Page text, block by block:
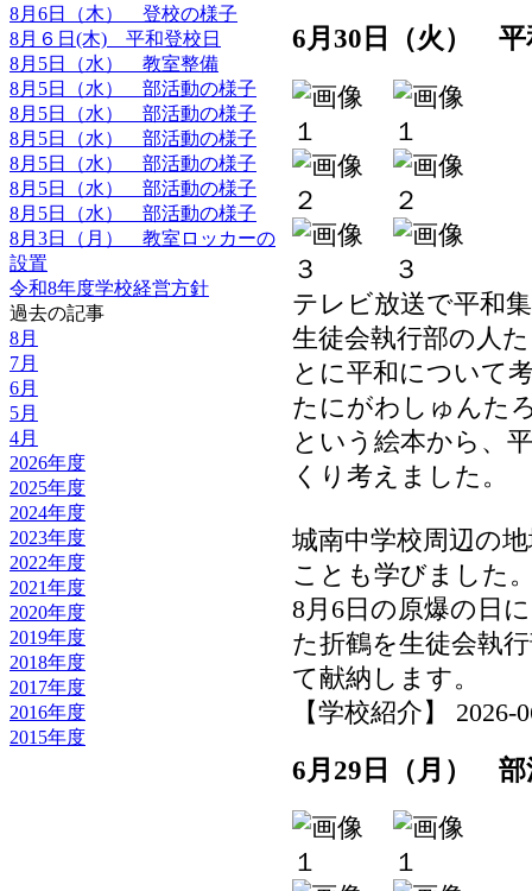
8月6日（木） 登校の様子
8月６日(木) 平和登校日
8月5日（水） 教室整備
8月5日（水） 部活動の様子
8月5日（水） 部活動の様子
8月5日（水） 部活動の様子
8月5日（水） 部活動の様子
8月5日（水） 部活動の様子
8月5日（水） 部活動の様子
8月3日（月） 教室ロッカーの
設置
令和8年度学校経営方針
過去の記事
8月
7月
6月
5月
4月
2026年度
2025年度
2024年度
2023年度
2022年度
2021年度
2020年度
2019年度
2018年度
2017年度
2016年度
2015年度
6月30日（火） 平
テレビ放送で平和
生徒会執行部の人
とに平和について
たにがわしゅんた
という絵本から、
くり考えました。
城南中学校周辺の
ことも学びました
8月6日の原爆の日
た折鶴を生徒会執
て献納します。
【学校紹介】 2026-
6月29日（月） 部